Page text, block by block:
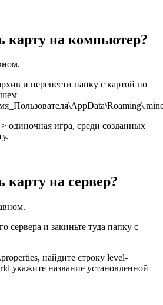
карту на компьютер?
и перенести папку с картой по
одиночная игра, среди созданных
карту на сервер?
сервера и закиньте туда папку с
найдите строку level-
укажите название установленной